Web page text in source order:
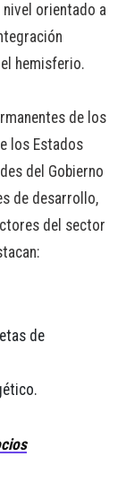
nivel orientado a
hemisferio.
de los
los Estados
del Gobierno
de desarrollo,
del sector
de